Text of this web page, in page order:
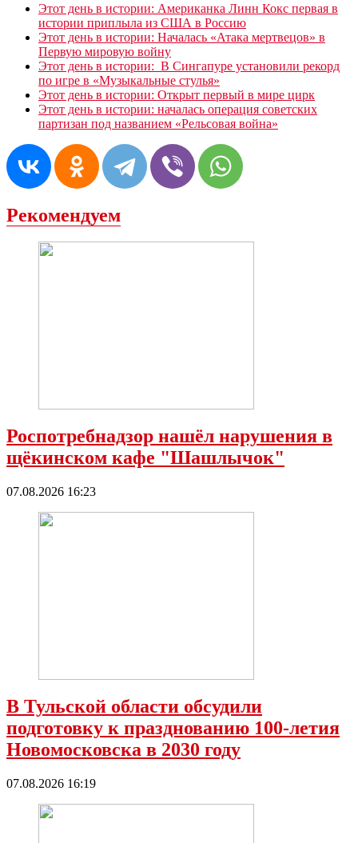
Этот день в истории: Американка Линн Кокс первая в
истории приплыла из США в Россию
Этот день в истории: Началась «Атака мертвецов» в
Первую мировую войну
Этот день в истории: В Сингапуре установили рекорд
по игре в «Музыкальные стулья»
Этот день в истории: Открыт первый в мире цирк
Этот день в истории: началась операция советских
партизан под названием «Рельсовая война»
Рекомендуем
Роспотребнадзор нашёл нарушения в
щёкинском кафе "Шашлычок"
07.08.2026 16:23
В Тульской области обсудили
подготовку к празднованию 100-летия
Новомосковска в 2030 году
07.08.2026 16:19